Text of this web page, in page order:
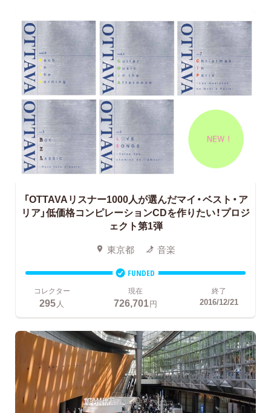
「OTTAVAリスナー1000人が選んだマイ・ベスト・ア
リア」低価格コンピレーションCDを作りたい！プロジ
ェクト第1弾
東京都 音楽
FUNDED
コレクター
295人
現在
726,701円
終了
2016/12/21